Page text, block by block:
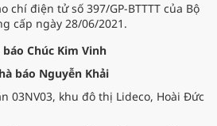
đem đến hơi ấm từ những phương
pháp Nam y thuần Việt, giúp xoa
dịu cơn đau và nâng cao sức khỏe
cho các cựu chiến binh trước sự
thay đổi đột ngột của thời tiết.
chí điện tử số 397/GP-BTTTT của Bộ
cấp ngày 28/06/2021.
báo Chúc Kim Vinh
báo Nguyễn Khải
03NV03, khu đô thị Lideco, Hoài Đức